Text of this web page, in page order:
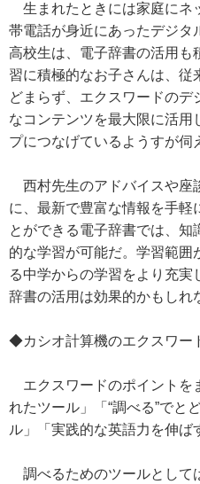
生まれたときには家庭にネ
帯電話が身近にあったデジタ
高校生は、電子辞書の活用も
習に積極的なお子さんは、従
どまらず、エクスワードのデ
なコンテンツを最大限に活用
プにつなげているようすが伺
西村先生のアドバイスや座
に、最新で豊富な情報を手軽
とができる電子辞書では、
的な学習が可能だ。学習範囲
る中学からの学習をより充
辞書の活用は効果的かもしれ
◆カシオ計算機のエクスワー
エクスワードのポイントを
れたツール」「“調べる”でと
ル」「実践的な英語力を伸ば
調べるためのツールとして